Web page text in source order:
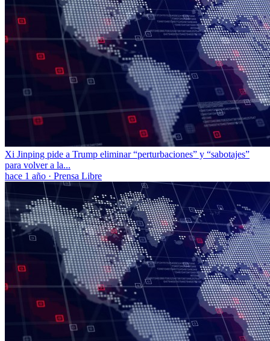
Xi Jinping pide a Trump eliminar “perturbaciones” y “sabotajes”
para volver a la...
hace 1 año · Prensa Libre